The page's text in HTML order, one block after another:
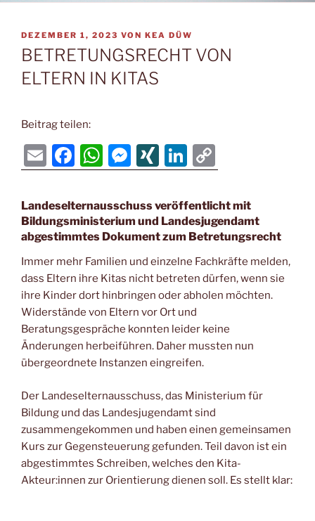
VERÖFFENTLICHT
AM
DEZEMBER 1, 2023 VON KEA DÜW
BETRETUNGSRECHT VON
ELTERN IN KITAS
Beitrag teilen:
E
m
ai
l
F
a
c
e
b
o
o
k
W
h
at
s
A
p
p
M
e
ss
e
n
g
er
XI
N
G
Li
n
k
e
dI
n
o
p
y
Li
n
k
Landeselternausschuss veröffentlicht mit
Bildungsministerium und Landesjugendamt
abgestimmtes Dokument zum Betretungsrecht
Immer mehr Familien und einzelne Fachkräfte melden,
dass Eltern ihre Kitas nicht betreten dürfen, wenn sie
ihre Kinder dort hinbringen oder abholen möchten.
Widerstände von Eltern vor Ort und
Beratungsgespräche konnten leider keine
Änderungen herbeiführen. Daher mussten nun
übergeordnete Instanzen eingreifen.
Der Landeselternausschuss, das Ministerium für
Bildung und das Landesjugendamt sind
zusammengekommen und haben einen gemeinsamen
Kurs zur Gegensteuerung gefunden. Teil davon ist ein
abgestimmtes Schreiben, welches den Kita-
Akteur:innen zur Orientierung dienen soll. Es stellt klar: